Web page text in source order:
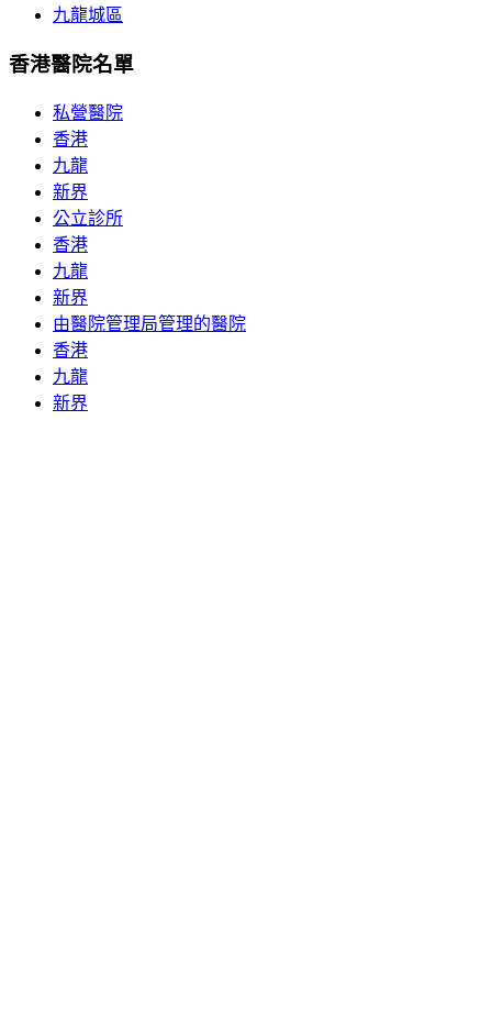
九龍城區
香港醫院名單
私營醫院
香港
九龍
新界
公立診所
香港
九龍
新界
由醫院管理局管理的醫院
香港
九龍
新界